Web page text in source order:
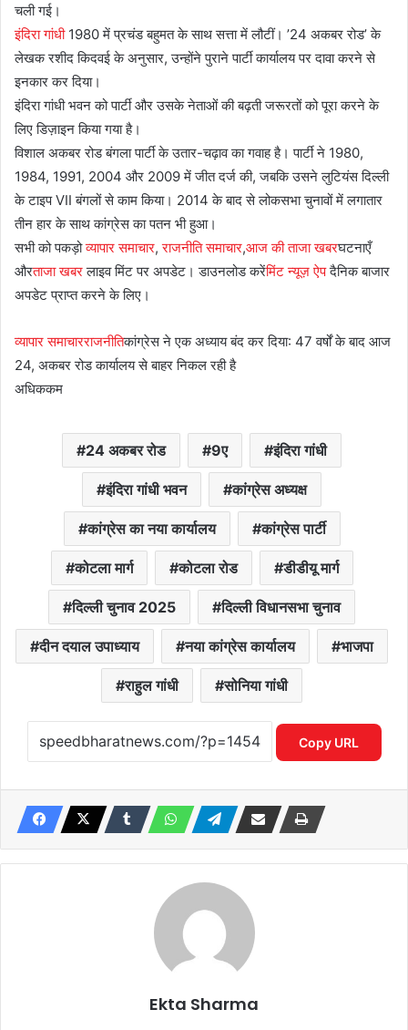
चली गई।
इंदिरा गांधी 1980 में प्रचंड बहुमत के साथ सत्ता में लौटीं। ’24 अकबर रोड’ के
लेखक रशीद किदवई के अनुसार, उन्होंने पुराने पार्टी कार्यालय पर दावा करने से
इनकार कर दिया।
इंदिरा गांधी भवन को पार्टी और उसके नेताओं की बढ़ती जरूरतों को पूरा करने के
लिए डिज़ाइन किया गया है।
विशाल अकबर रोड बंगला पार्टी के उतार-चढ़ाव का गवाह है। पार्टी ने 1980,
1984, 1991, 2004 और 2009 में जीत दर्ज की, जबकि उसने लुटियंस दिल्ली
के टाइप VII बंगलों से काम किया। 2014 के बाद से लोकसभा चुनावों में लगातार
तीन हार के साथ कांग्रेस का पतन भी हुआ।
सभी को पकड़ोव्यापार समाचार, राजनीति समाचार,आज की ताजा खबरघटनाएँ
औरताजा खबरलाइव मिंट पर अपडेट। डाउनलोड करेंमिंट न्यूज़ ऐपदैनिक बाजार
अपडेट प्राप्त करने के लिए।
व्यापार समाचारराजनीतिकांग्रेस ने एक अध्याय बंद कर दिया: 47 वर्षों के बाद आज
24, अकबर रोड कार्यालय से बाहर निकल रही है
अधिककम
24 अकबर रोड 9ए इंदिरा गांधी
इंदिरा गांधी भवन कांग्रेस अध्यक्ष
कांग्रेस का नया कार्यालय कांग्रेस पार्टी
कोटला मार्ग कोटला रोड डीडीयू मार्ग
दिल्ली चुनाव 2025 दिल्ली विधानसभा चुनाव
दीन दयाल उपाध्याय नया कांग्रेस कार्यालय भाजपा
राहुल गांधी सोनिया गांधी
Copy URL
Ekta Sharma